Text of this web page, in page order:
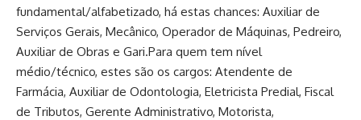
fundamental/alfabetizado, há estas chances: Auxiliar de
Serviços Gerais, Mecânico, Operador de Máquinas, Pedreiro,
Auxiliar de Obras e Gari.Para quem tem nível
médio/técnico, estes são os cargos: Atendente de
Farmácia, Auxiliar de Odontologia, Eletricista Predial, Fiscal
de Tributos, Gerente Administrativo, Motorista,